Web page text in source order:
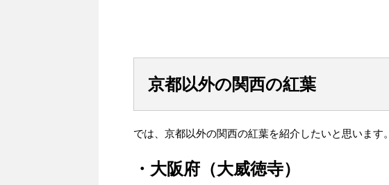
京都以外の関西の紅葉
では、京都以外の関西の紅葉を紹介したいと思います。
・大阪府（大威徳寺）